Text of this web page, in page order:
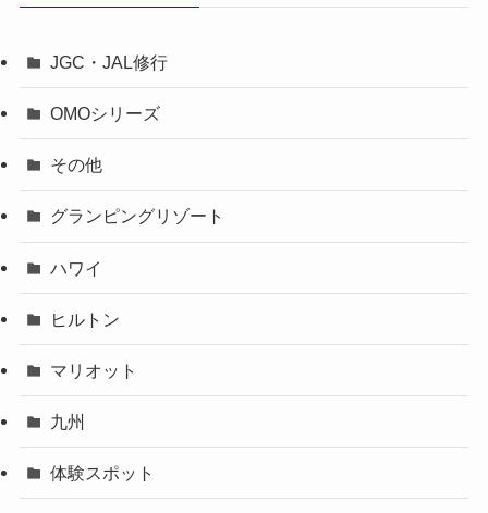
JGC・JAL修行
OMOシリーズ
その他
グランピングリゾート
ハワイ
ヒルトン
マリオット
九州
体験スポット